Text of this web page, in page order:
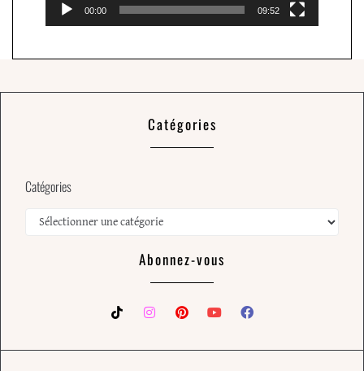
00:00 09:52
Catégories
Catégories
Abonnez-vous